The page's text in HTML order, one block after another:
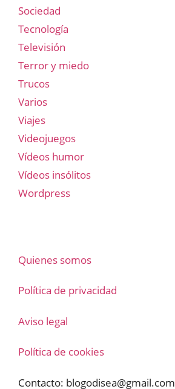
Sociedad
Tecnología
Televisión
Terror y miedo
Trucos
Varios
Viajes
Videojuegos
Vídeos humor
Vídeos insólitos
Wordpress
Quienes somos
Política de privacidad
Aviso legal
Política de cookies
Contacto: blogodisea@gmail.com